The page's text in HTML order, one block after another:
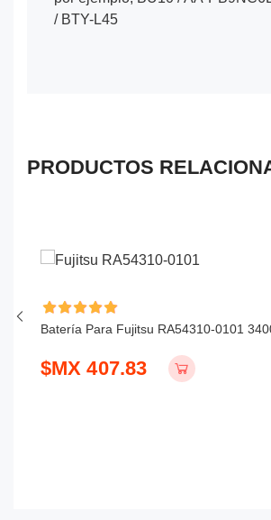
/ BTY-L45
PRODUCTOS
Batería Para Fujitsu RA54310-0101
$MX 407.83